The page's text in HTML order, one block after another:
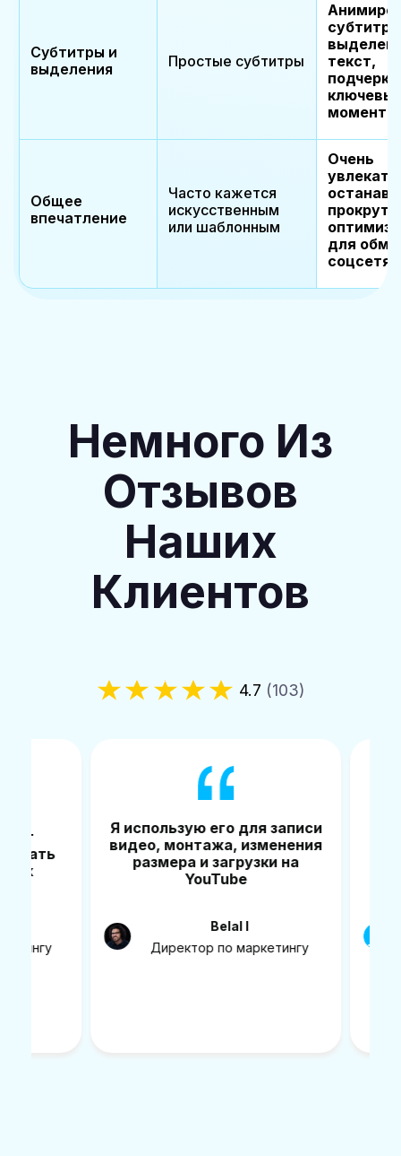
Субтитры и
выделения
Простые субтитры
текст,
моменты
Общее
впечатление
Часто кажется
искусственным
или шаблонным
Очень
для
соцсетях
Немного Из
Отзывов
Наших
Клиентов
4.7 (103)
Я использую его для записи
видео, монтажа, изменения
размера и загрузки на
YouTube
Belal I
Директор по маркетингу